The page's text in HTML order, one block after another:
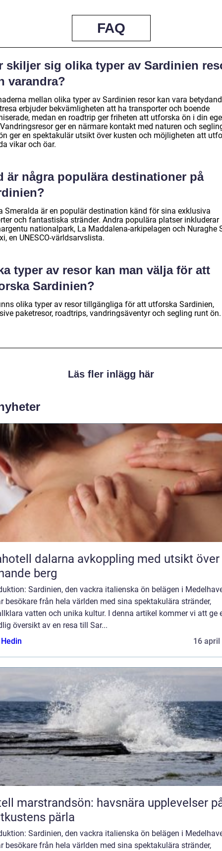
FAQ
skiljer sig olika typer av Sardinien
varandra?
mellan olika typer av Sardinien resor kan vara
erbjuder bekvämligheten att ha transporter och boende
medan en roadtrip ger friheten att utforska ön i din
ger en närmare kontakt med naturen och
ger en spektakulär utsikt över kusten och möjligheten att
vikar och öar.
är några populära destinationer på
Smeralda är en populär destination känd för sina exklusiva
och fantastiska stränder. Andra populära platser inkluderar
nationalpark, La Maddalena-arkipelagen och Nuraghe
en UNESCO-världsarvslista.
typer av resor kan man välja för att
Sardinien?
olika typer av resor tillgängliga för att utforska Sardinien,
paketresor, roadtrips, vandringsäventyr och segling runt ön.
Läs fler inlägg här
avkoppling med utsikt över
berg
Sardinien, den vackra italienska ön belägen i
besökare från hela världen med sina spektakulära stränder,
vatten och unika kultur. I denna artikel kommer vi att ge
översikt av en resa till Sar...
16 april
marstrandsön: havsnära upplevelser
pärla
Sardinien, den vackra italienska ön belägen i
besökare från hela världen med sina spektakulära stränder,